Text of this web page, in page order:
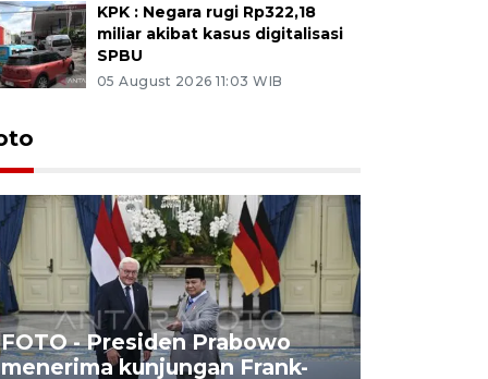
KPK : Negara rugi Rp322,18
miliar akibat kasus digitalisasi
SPBU
05 August 2026 11:03 WIB
FOTO - Presiden Prabowo
menerima kunjungan Frank-